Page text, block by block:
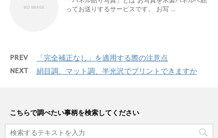
ってお送りするサービスです。 お写 ...
PREV 「完全補正なし」を適用する際の注意点
NEXT 絹目調、マット調、半光沢でプリントできますか
こちらで調べたい事柄を検索してください